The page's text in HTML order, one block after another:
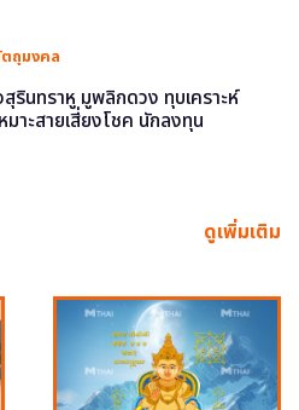
ถุมงคล
รินทราหู มูพลิกดวง ทุบเคราะห์
มาะสายเสี่ยงโชค นักลงทุน
ดูเพิ่มเติม